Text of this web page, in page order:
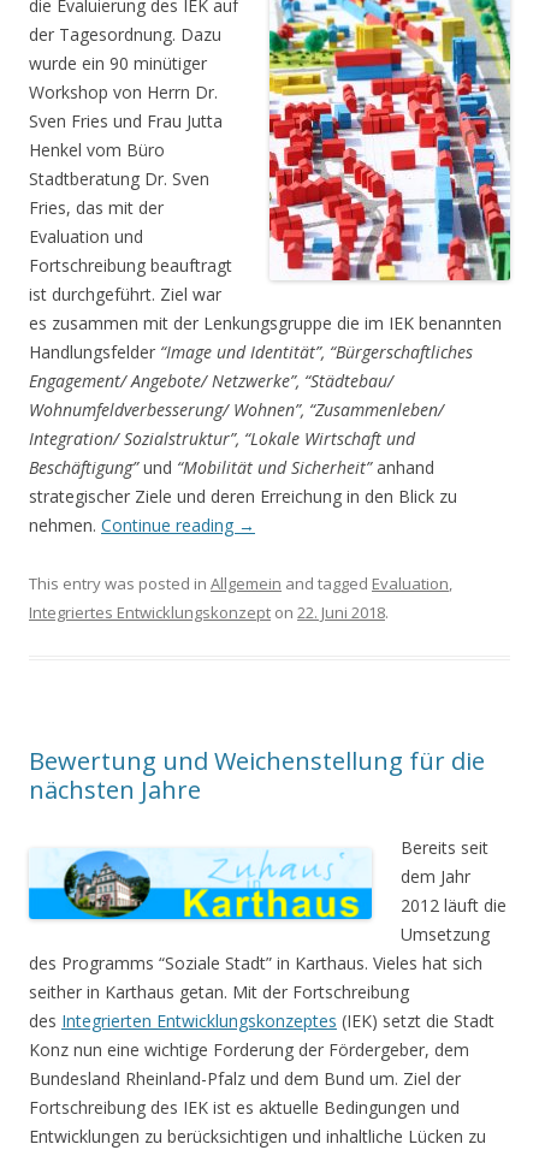
die Evaluierung des IEK auf
der Tagesordnung. Dazu
wurde ein 90 minütiger
Workshop von Herrn Dr.
Sven Fries und Frau Jutta
Henkel vom Büro
Stadtberatung Dr. Sven
Fries, das mit der
Evaluation und
Fortschreibung beauftragt
ist durchgeführt. Ziel war
es zusammen mit der Lenkungsgruppe die im IEK benannten
Handlungsfelder “Image und Identität”, “Bürgerschaftliches
Engagement/ Angebote/ Netzwerke”, “Städtebau/
Wohnumfeldverbesserung/ Wohnen”, “Zusammenleben/
Integration/ Sozialstruktur”, “Lokale Wirtschaft und
Beschäftigung”und “Mobilität und Sicherheit”anhand
strategischer Ziele und deren Erreichung in den Blick zu
nehmen. Continue reading →
This entry was posted in Allgemein and tagged Evaluation,
Integriertes Entwicklungskonzept on 22. Juni 2018.
Bewertung und Weichenstellung für die
nächsten Jahre
Bereits seit
dem Jahr
2012 läuft die
Umsetzung
des Programms “Soziale Stadt” in Karthaus. Vieles hat sich
seither in Karthaus getan. Mit der Fortschreibung
des Integrierten Entwicklungskonzeptes (IEK) setzt die Stadt
Konz nun eine wichtige Forderung der Fördergeber, dem
Bundesland Rheinland-Pfalz und dem Bund um. Ziel der
Fortschreibung des IEK ist es aktuelle Bedingungen und
Entwicklungen zu berücksichtigen und inhaltliche Lücken zu